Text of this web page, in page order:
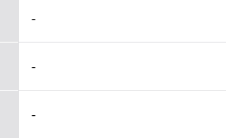
-
-
-